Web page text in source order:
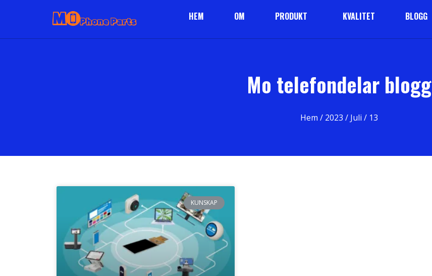
HEM OM PRODUKT KVALITET BLOGG
Mo telefondelar blogg
Hem / 2023 / Juli / 13
KUNSKAP